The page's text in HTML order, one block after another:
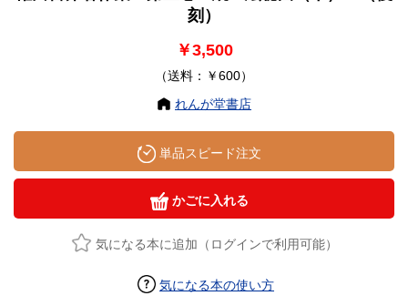
刻）
￥3,500
（送料：￥600）
れんが堂書店
単品スピード注文
かごに入れる
気になる本に追加（ログインで利用可能）
気になる本の使い方